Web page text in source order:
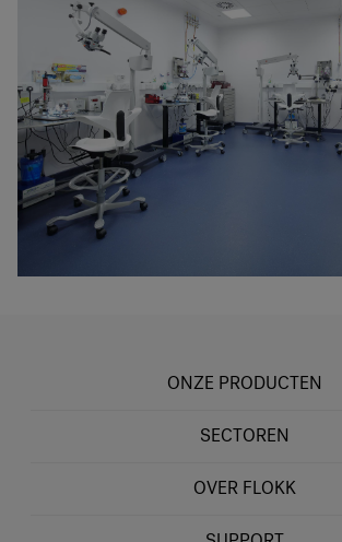
ONZE PRODUCTEN
SECTOREN
OVER FLOKK